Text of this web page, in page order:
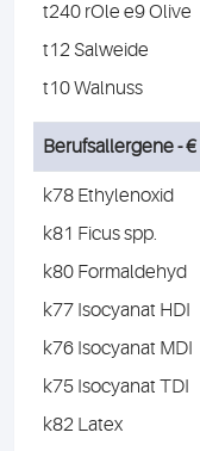
t240 rOle e9 Olive
t12 Salweide
t10 Walnuss
Berufsallergene -
k78 Ethylenoxid
k81 Ficus spp.
k80 Formaldehyd
k77 Isocyanat HDI
k76 Isocyanat MDI
k75 Isocyanat TDI
k82 Latex